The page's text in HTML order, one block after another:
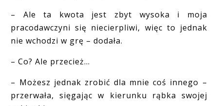
– Ale ta kwota jest zbyt wysoka i moja
pracodawczyni się niecierpliwi, więc to jednak
nie wchodzi w grę – dodała.
– Co? Ale przecież…
– Możesz jednak zrobić dla mnie coś innego –
przerwała, sięgając w kierunku rąbka swojej